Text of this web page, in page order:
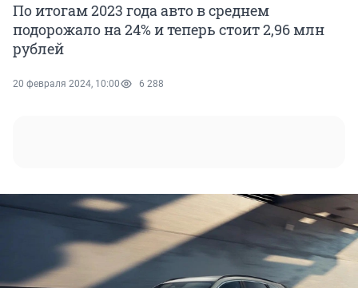
По итогам 2023 года авто в среднем
подорожало на 24% и теперь стоит 2,96 млн
рублей
20 февраля 2024, 10:00 6 288